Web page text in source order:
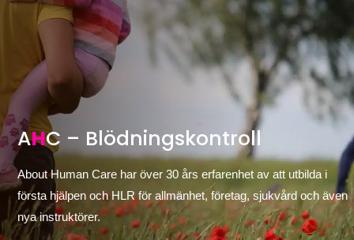
AHC – Blödningskontroll
About Human Care har över 30 års erfarenhet av att utbilda i
första hjälpen och HLR för allmänhet, företag, sjukvård och även
nya instruktörer.